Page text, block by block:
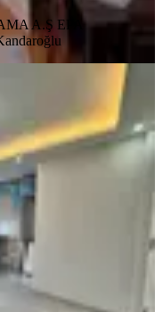
A.Ş EPA
Metroya Yakın
Daire
giriş· 06.08.2026